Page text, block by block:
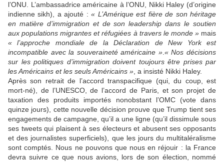
l’ONU. L’ambassadrice américaine à l’ONU, Nikki Haley (d’origine
indienne sikh), a ajouté :« L’Amérique est fière de son héritage
en matière d’immigration et de son leadership dans le soutien
aux populations migrantes et réfugiées à travers le monde »mais
« l’approche mondiale de la Déclaration de New York est
incompatible avec la souveraineté américaine ». « Nos décisions
sur les politiques d’immigration doivent toujours être prises par
les Américains et les seuls Américains » , a insisté Nikki Haley.
Après son retrait de l’accord transpacifique (qui, du coup, est
mort-né), de l’UNESCO, de l’accord de Paris, et son projet de
taxation des produits importés nonobstant l’OMC (vote dans
quinze jours), cette nouvelle décision prouve que Trump tient ses
engagements de campagne, qu’il a une ligne (qu’il dissimule sous
ses tweets qui plaisent à ses électeurs et abusent ses opposants
et des journalistes superficiels), que les jours du multitaléralisme
sont comptés. Nous ne pouvons que nous en réjouir : la France
devra suivre ce que nous avions, lors de son élection, nommé